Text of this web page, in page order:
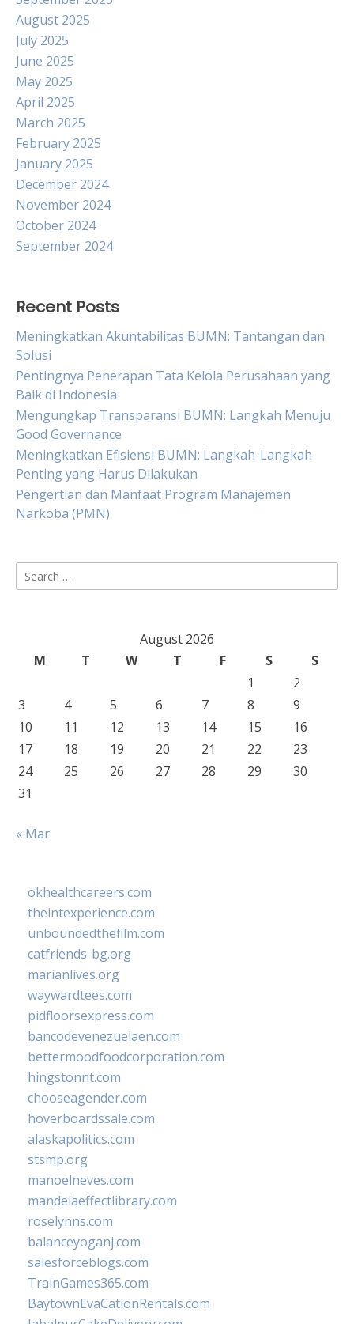
August 2025
July 2025
June 2025
May 2025
April 2025
March 2025
February 2025
January 2025
December 2024
November 2024
October 2024
September 2024
Recent Posts
Meningkatkan Akuntabilitas BUMN: Tantangan dan
Solusi
Pentingnya Penerapan Tata Kelola Perusahaan yang
Baik di Indonesia
Mengungkap Transparansi BUMN: Langkah Menuju
Good Governance
Meningkatkan Efisiensi BUMN: Langkah-Langkah
Penting yang Harus Dilakukan
Pengertian dan Manfaat Program Manajemen
Narkoba (PMN)
Search
for:
August 2026
M
T W T F S
S
1
2
3
4 5 6 7 8
9
10
11 12 13 14 15
16
17
18 19 20 21 22
23
24
25 26 27 28 29
30
31
« Mar
okhealthcareers.com
theintexperience.com
unboundedthefilm.com
catfriends-bg.org
marianlives.org
waywardtees.com
pidfloorsexpress.com
bancodevenezuelaen.com
bettermoodfoodcorporation.com
hingstonnt.com
chooseagender.com
hoverboardssale.com
alaskapolitics.com
stsmp.org
manoelneves.com
mandelaeffectlibrary.com
roselynns.com
balanceyoganj.com
salesforceblogs.com
TrainGames365.com
BaytownEvaCationRentals.com